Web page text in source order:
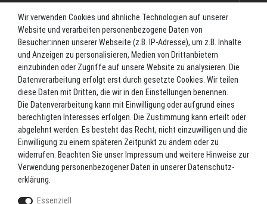
Impressum
Datenschutz
Batterieverordnung
Versand
Blog
TOP-KATEGORIEN
Angel-Rollen
Angel-Zubehör
Bekleidung
Camping
Wir verwenden Cookies und ähnliche Technologien auf unserer
Website und verarbeiten personenbezogene Daten von
Besucher:innen unserer Webseite (z.B. IP-Adresse), um z.B. Inhalte
und Anzeigen zu personalisieren, Medien von Drittanbietern
einzubinden oder Zugriffe auf unsere Website zu analysieren. Die
Datenverarbeitung erfolgt erst durch gesetzte Cookies. Wir teilen
diese Daten mit Dritten, die wir in den Einstellungen benennen.
Die Datenverarbeitung kann mit Einwilligung oder aufgrund eines
berechtigten Interesses erfolgen. Die Zustimmung kann erteilt oder
abgelehnt werden. Es besteht das Recht, nicht einzuwilligen und die
Einwilligung zu einem späteren Zeitpunkt zu ändern oder zu
widerrufen. Beachten Sie unser Impressum und weitere Hinweise zur
Verwendung personenbezogener Daten in unserer Daten­schutz­
erklärung
Essenziell